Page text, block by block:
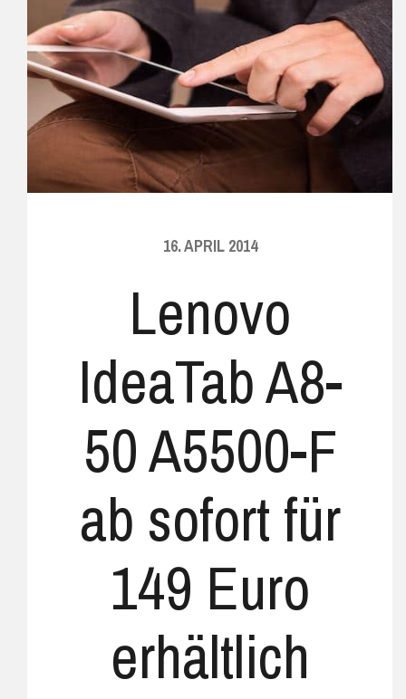
16. APRIL 2014
Lenovo
IdeaTab A8-
50 A5500-F
ab sofort für
149 Euro
erhältlich